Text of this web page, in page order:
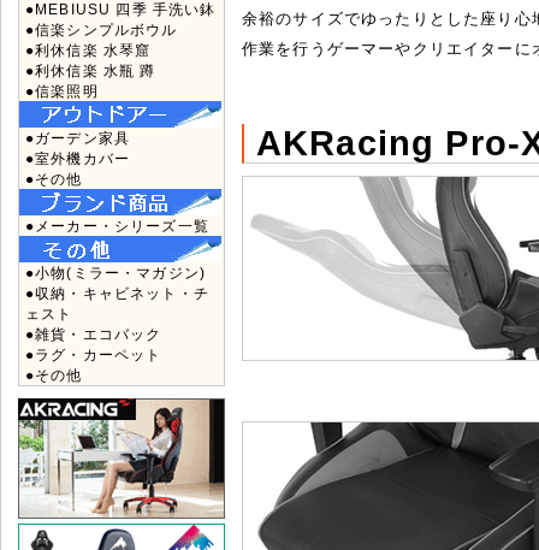
●MEBIUSU 四季 手洗い鉢
●信楽シンプルボウル
●利休信楽 水琴窟
●利休信楽 水瓶 蹲
●信楽照明
●ガーデン家具
●室外機カバー
●その他
●メーカー・シリーズ一覧
●小物(ミラー・マガジン)
●収納・キャビネット・チ
ェスト
●雑貨・エコバック
●ラグ・カーペット
●その他
余裕のサイズでゆったりとした座り心
作業を行うゲーマーやクリエイターに
AKRacing Pro-